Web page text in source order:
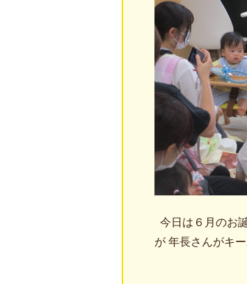
今日は６月のお
が 年長さんがキ